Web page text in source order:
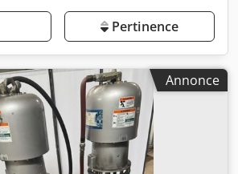
Pertinence
Annonce